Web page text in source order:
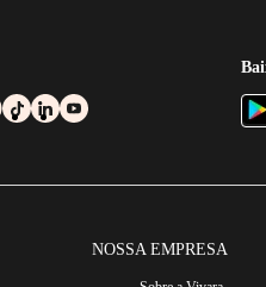
NOSSA EMPRESA